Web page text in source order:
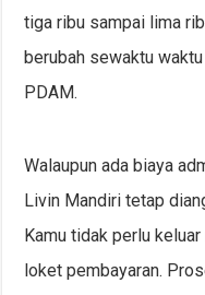
tiga ribu sampai lima
berubah sewaktu
PDAM.
Walaupun ada biaya
Livin Mandiri tetap
Kamu tidak perlu
loket pembayaran.